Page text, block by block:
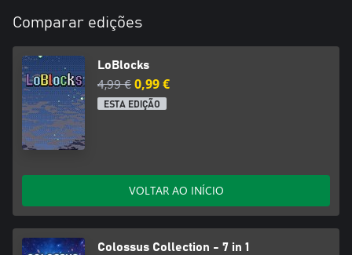
Comparar edições
LoBlocks
4,99 €0,99 €
ESTA EDIÇÃO
VOLTAR AO INÍCIO
Colossus Collection - 7 in 1